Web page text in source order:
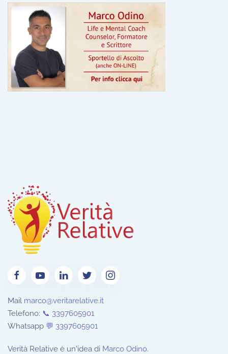
Mail marco@veritarelative.it
Telefono: 📞 3397605901
Whatsapp 💬 3397605901
Verità Relative è un'idea di Marco Odino.